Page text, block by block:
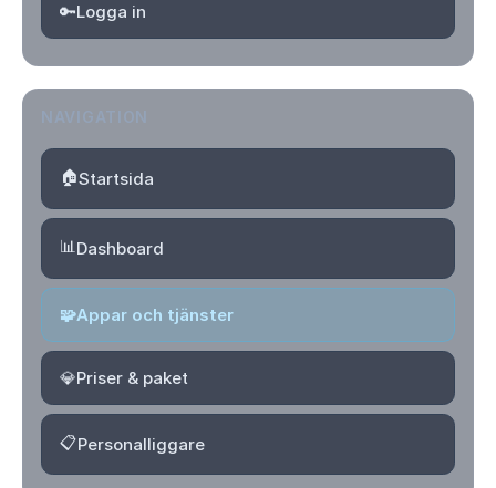
🔑Logga in
🏠Startsida
📊Dashboard
🧩Appar och tjänster
💎Priser & paket
📋Personalliggare